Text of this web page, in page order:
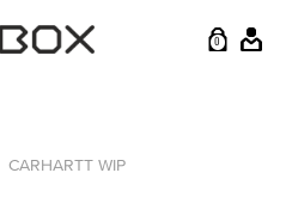
0
CARHARTT WIP